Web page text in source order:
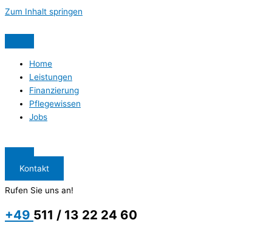
Zum Inhalt springen
Home
Leistungen
Finanzierung
Pflegewissen
Jobs
Kontakt
Rufen Sie uns an!
+49 511 / 13 22 24 60